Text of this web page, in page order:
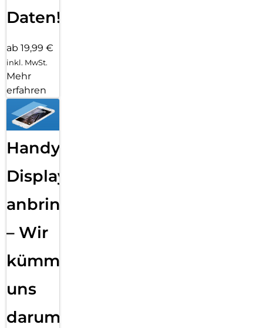
Daten!
ab 19,99 €
inkl. MwSt.
Mehr
erfahren
Handy
Displayfolie
anbringen
– Wir
kümmern
uns
darum!